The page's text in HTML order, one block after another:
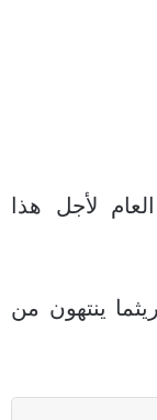
لأجل هذا
ينتهون من